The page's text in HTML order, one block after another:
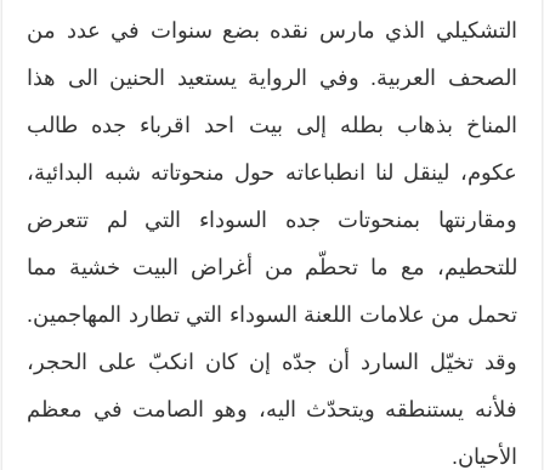
التشكيلي الذي مارس نقده بضع سنوات في عدد من
الصحف العربية. وفي الرواية يستعيد الحنين الى هذا
المناخ بذهاب بطله إلى بيت احد اقرباء جده طالب
عكوم، لينقل لنا انطباعاته حول منحوتاته شبه البدائية،
ومقارنتها بمنحوتات جده السوداء التي لم تتعرض
للتحطيم، مع ما تحطّم من أغراض البيت خشية مما
تحمل من علامات اللعنة السوداء التي تطارد المهاجمين.
وقد تخيّل السارد أن جدّه إن كان انكبّ على الحجر،
فلأنه يستنطقه ويتحدّث اليه، وهو الصامت في معظم
الأحيان.